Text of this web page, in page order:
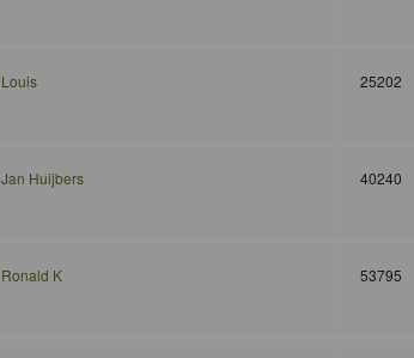
Louis 25202
Jan Huijbers 40240
Ronald K 53795